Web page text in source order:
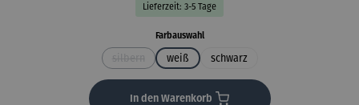
Lieferzeit: 3-5 Tage
Farbauswahlauswählen
(Diese Option ist zurzeit nicht verfügbar.)
weiß schwarz
In den Warenkorb